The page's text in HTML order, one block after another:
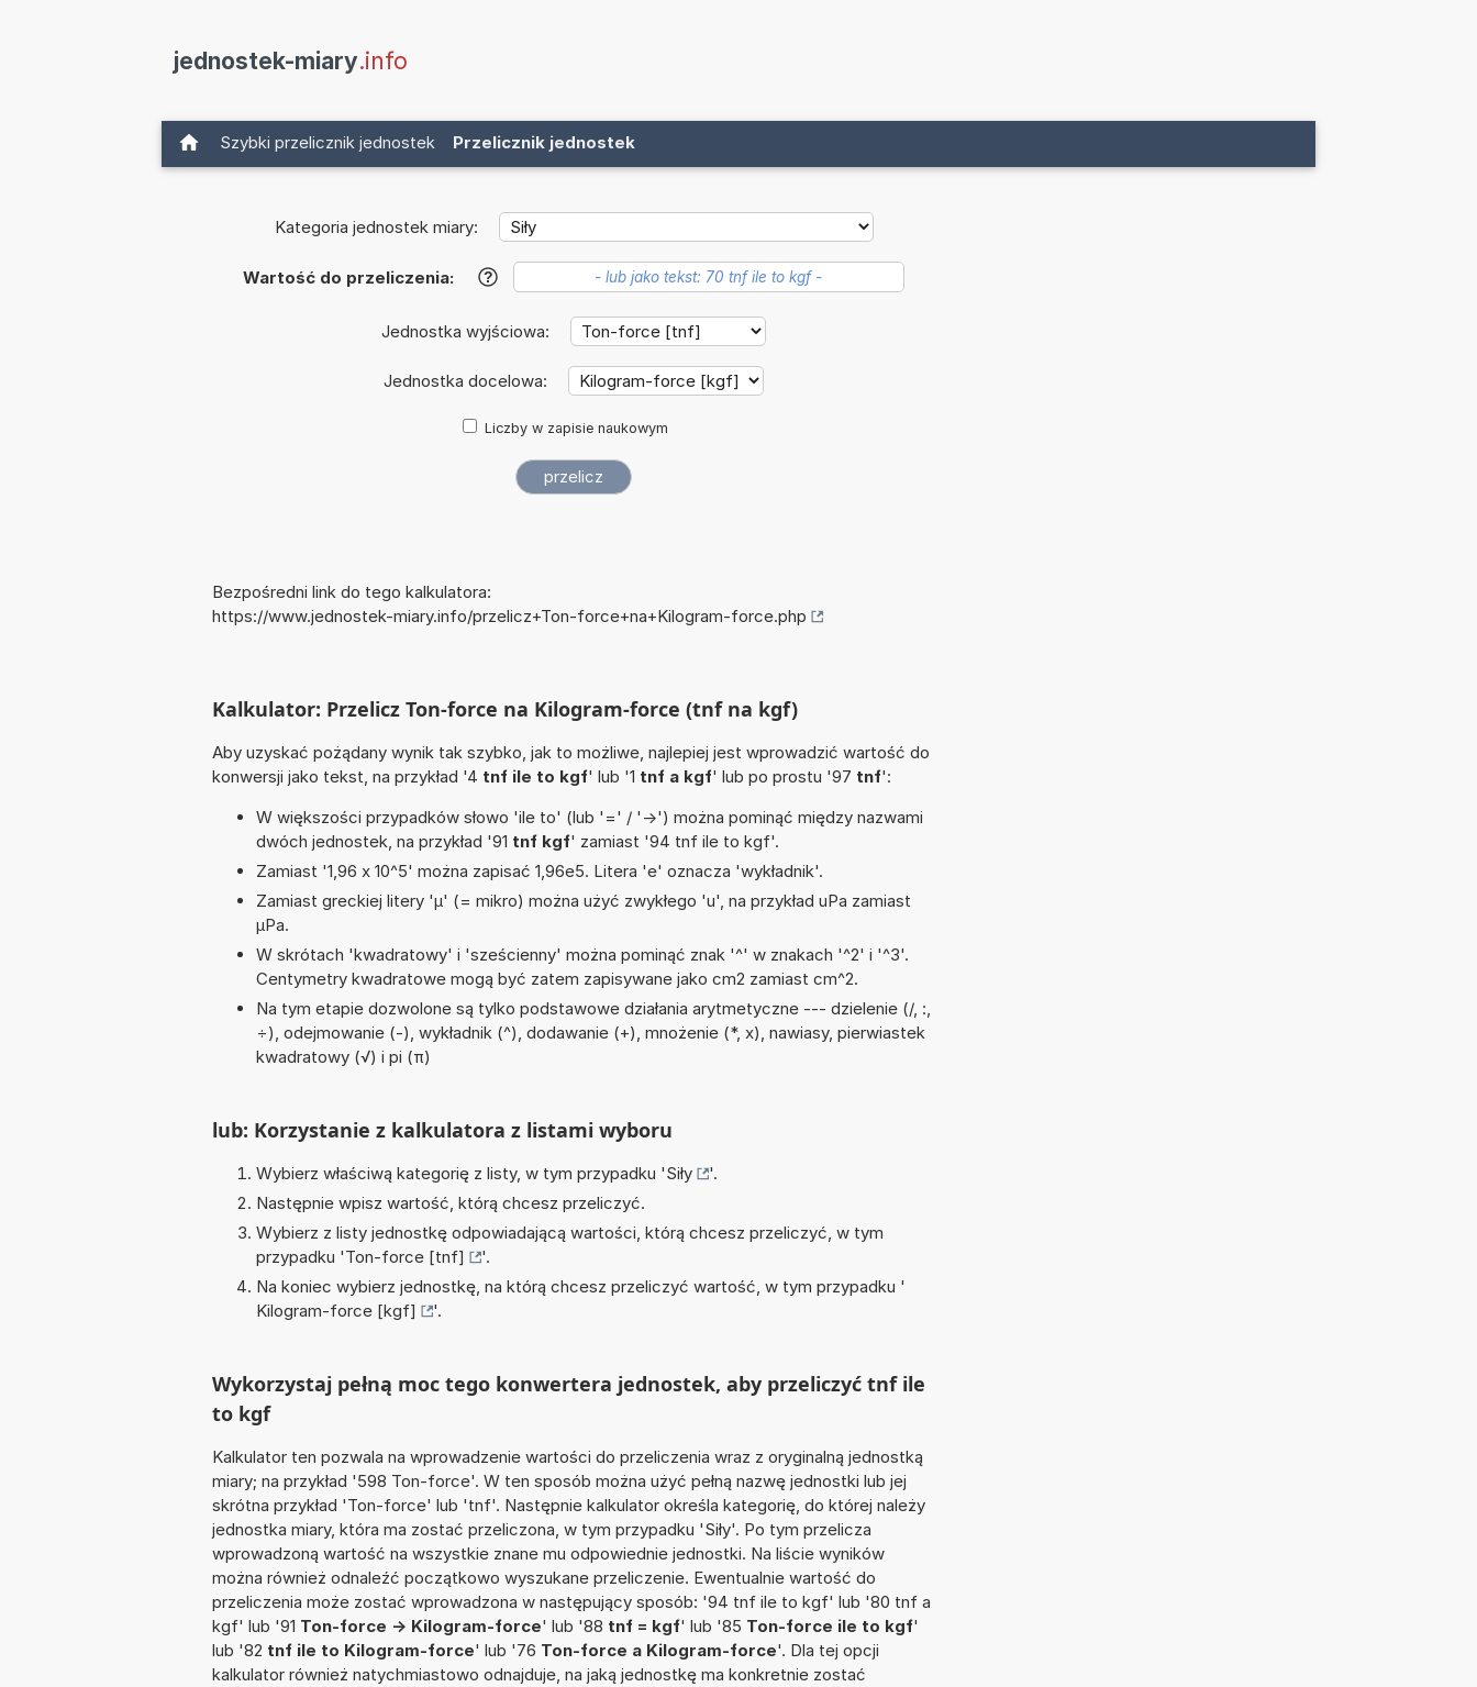
jednostek-miary.info
Szybki przelicznik jednostek Przelicznik jednostek
Kategoria jednostek miary:
Wartość do przeliczenia: ?
Jednostka wyjściowa:
Jednostka docelowa:
Liczby w zapisie naukowym
Bezpośredni link do tego kalkulatora:
https://www.jednostek-miary.info/przelicz+Ton-force+na+Kilogram-force.php
Kalkulator: Przelicz Ton-force na Kilogram-force (tnf na kgf)
Aby uzyskać pożądany wynik tak szybko, jak to możliwe, najlepiej jest wprowadzić wartość do
konwersji jako tekst, na przykład '4 tnf ile to kgf' lub '1 tnf a kgf' lub po prostu '97 tnf':
W większości przypadków słowo 'ile to' (lub '=' / '->') można pominąć między nazwami
dwóch jednostek, na przykład '91 tnf kgf' zamiast '94 tnf ile to kgf'.
Zamiast '1,96 x 10^5' można zapisać 1,96e5. Litera 'e' oznacza 'wykładnik'.
Zamiast greckiej litery 'µ' (= mikro) można użyć zwykłego 'u', na przykład uPa zamiast
µPa.
W skrótach 'kwadratowy' i 'sześcienny' można pominąć znak '^' w znakach '^2' i '^3'.
Centymetry kwadratowe mogą być zatem zapisywane jako cm2 zamiast cm^2.
Na tym etapie dozwolone są tylko podstawowe działania arytmetyczne --- dzielenie (/, :,
÷), odejmowanie (-), wykładnik (^), dodawanie (+), mnożenie (*, x), nawiasy, pierwiastek
kwadratowy (√) i pi (π)
lub: Korzystanie z kalkulatora z listami wyboru
Wybierz właściwą kategorię z listy, w tym przypadku 'Siły
'.
Następnie wpisz wartość, którą chcesz przeliczyć.
Wybierz z listy jednostkę odpowiadającą wartości, którą chcesz przeliczyć, w tym
przypadku 'Ton-force [tnf]
'.
Na koniec wybierz jednostkę, na którą chcesz przeliczyć wartość, w tym przypadku '
Kilogram-force [kgf]
'.
Wykorzystaj pełną moc tego konwertera jednostek, aby przeliczyć tnf ile
to kgf
Kalkulator ten pozwala na wprowadzenie wartości do przeliczenia wraz z oryginalną jednostką
miary; na przykład '598 Ton-force'. W ten sposób można użyć pełną nazwę jednostki lub jej
skrótna przykład 'Ton-force' lub 'tnf'. Następnie kalkulator określa kategorię, do której należy
jednostka miary, która ma zostać przeliczona, w tym przypadku 'Siły'. Po tym przelicza
wprowadzoną wartość na wszystkie znane mu odpowiednie jednostki. Na liście wyników
można również odnaleźć początkowo wyszukane przeliczenie. Ewentualnie wartość do
przeliczenia może zostać wprowadzona w następujący sposób: '94 tnf ile to kgf' lub '80 tnf a
kgf' lub '91 Ton-force -> Kilogram-force' lub '88 tnf = kgf' lub '85 Ton-force ile to kgf'
lub '82 tnf ile to Kilogram-force' lub '76 Ton-force a Kilogram-force'. Dla tej opcji
kalkulator również natychmiastowo odnajduje, na jaką jednostkę ma konkretnie zostać